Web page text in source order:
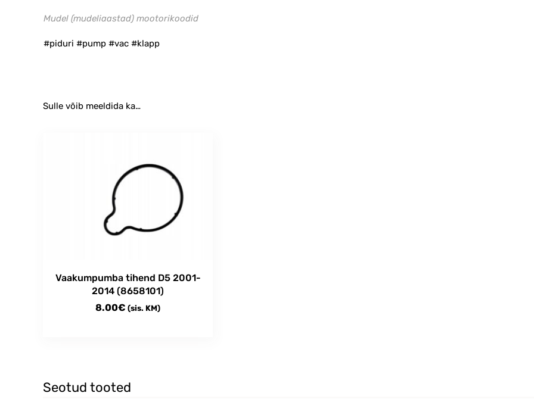
Mudel (mudeliaastad) mootorikoodid
#piduri #pump #vac #klapp
Sulle võib meeldida ka…
Vaakumpumba tihend D5 2001-
2014 (8658101)
8.00€ (sis. KM)
Seotud tooted